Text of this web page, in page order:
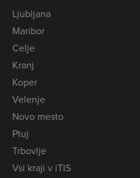
Ljubljana
Maribor
Celje
Kranj
Koper
Velenje
Novo mesto
Ptuj
Trbovlje
Vsi kraji v iTIS